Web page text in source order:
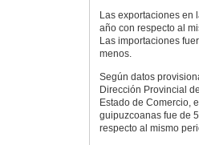
Las exportaciones en
año con respecto al
Las importaciones
menos.
Según datos
Dirección Provincial
Estado de Comercio,
guipuzcoanas fue de
respecto al mismo